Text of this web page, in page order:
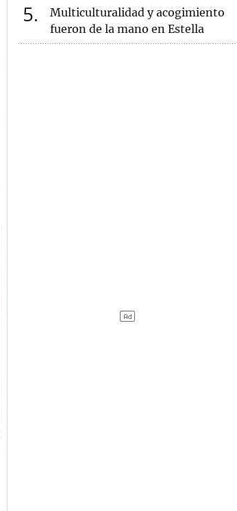
5
Multiculturalidad y acogimiento
fueron de la mano en Estella